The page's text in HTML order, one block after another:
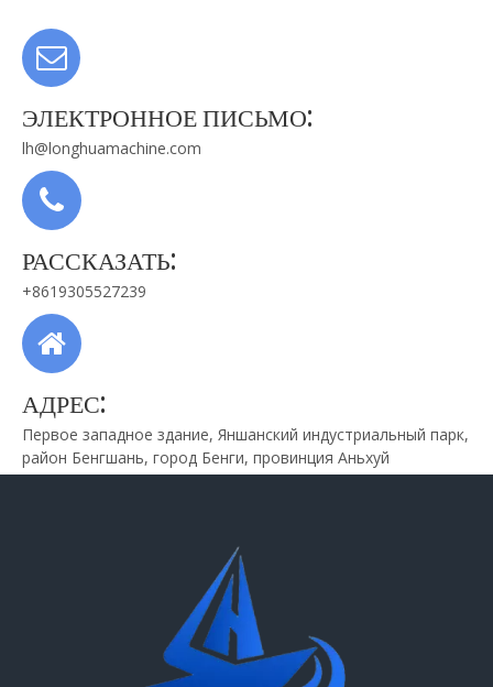
ЭЛЕКТРОННОЕ ПИСЬМО:
lh@longhuamachine.com
РАССКАЗАТЬ:
+8619305527239
АДРЕС:
Первое западное здание, Яншанский индустриальный парк,
район Бенгшань, город Бенги, провинция Аньхуй